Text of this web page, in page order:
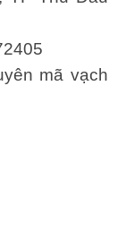
mã vạch